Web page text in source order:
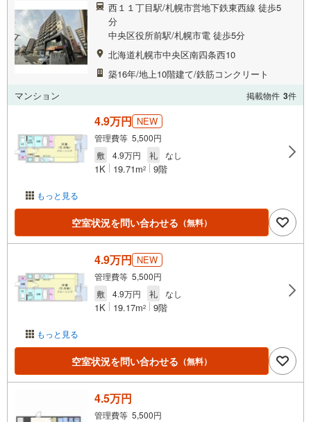
西１１丁目駅/札幌市営地下鉄東西線 徒歩5
分
中央区役所前駅/札幌市電 徒歩5分
北海道札幌市中央区南四条西10
築16年/地上10階建て/鉄筋コンクリート
マンション
掲載物件 3件
もっと見る
4.9万円 NEW
管理費等 5,500円
敷
4.9万円 礼 なし
1K 19.71m2 9階
空室状況を問い合わせる （無料）
もっと見る
4.9万円 NEW
管理費等 5,500円
敷
4.9万円 礼 なし
1K 19.17m2 9階
空室状況を問い合わせる （無料）
4.5万円
管理費等 5,500円